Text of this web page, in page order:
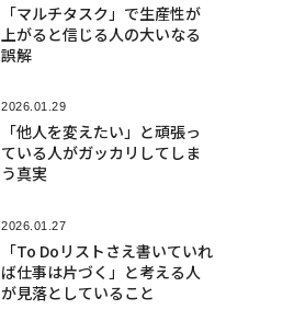
「マルチタスク」で生産性が
上がると信じる人の大いなる
誤解
2026.01.29
「他人を変えたい」と頑張っ
ている人がガッカリしてしま
う真実
2026.01.27
「To Doリストさえ書いていれ
ば仕事は片づく」と考える人
が見落としていること